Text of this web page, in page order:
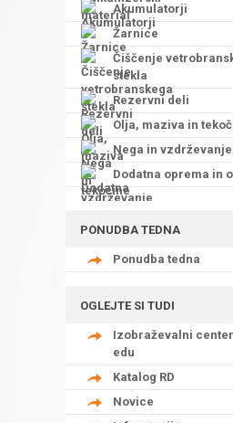
Akumulatorji
Žarnice
Čiščenje
stekla
Rezervni deli
Olja, maziva in
Nega in vzdrževanje
Dodatna oprema in
PONUDBA TEDNA
Ponudba tedna
OGLEJTE SI TUDI
Izobraževalni center
edu
Katalog RD
Novice